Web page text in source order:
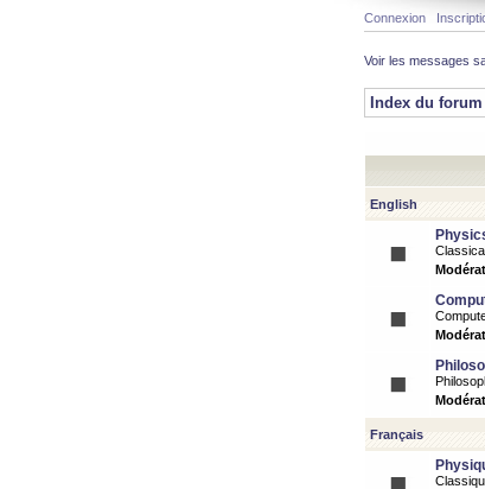
Connexion
Voir les messages
Index du forum
English
Français